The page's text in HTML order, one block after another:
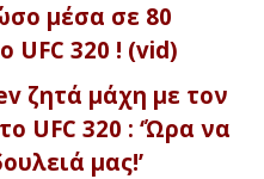
μέσα σε 80
UFC 320 ! (vid)
ζητά μάχη με τον
UFC 320 : ‘Ώρα να
μας!’